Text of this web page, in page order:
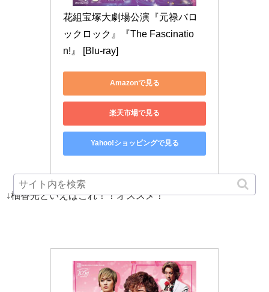
花組宝塚大劇場公演『元禄バロ
ックロック』『The Fascinatio
n!』 [Blu-ray]
Amazonで見る
楽天市場で見る
Yahoo!ショッピングで見る
↓柚香光といえばこれ！！オススメ！